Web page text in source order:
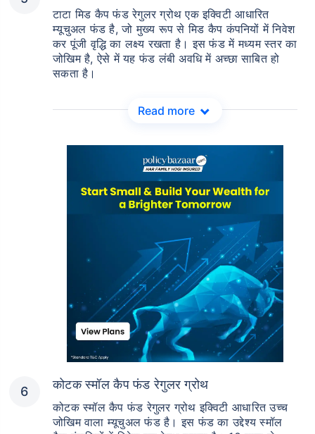
टाटा मिड कैप फंड रेगुलर ग्रोथ एक इक्विटी आधारित
म्यूचुअल फंड है, जो मुख्य रूप से मिड कैप कंपनियों में निवेश
कर पूंजी वृद्धि का लक्ष्य रखता है। इस फंड में मध्यम स्तर का
जोखिम है, ऐसे में यह फंड लंबी अवधि में अच्छा साबित हो
सकता है।
Read more
कोटक स्मॉल कैप फंड रेगुलर ग्रोथ
कोटक स्मॉल कैप फंड रेगुलर ग्रोथ इक्विटी आधारित उच्च
जोखिम वाला म्यूचुअल फंड है। इस फंड का उद्देश्य स्मॉल